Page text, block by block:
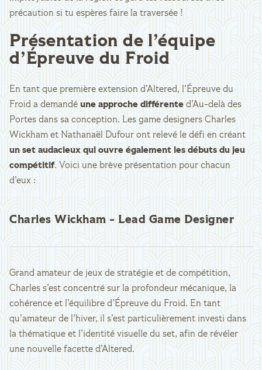
précaution si tu espères faire la traversée !
Présentation de l’équipe
d’Épreuve du Froid
En tant que première extension d’Altered, l’Épreuve du
Froid a demandé une approche différented’Au-delà des
Portes dans sa conception. Les game designers Charles
Wickham et Nathanaël Dufour ont relevé le défi en créant
un set audacieux qui ouvre également les débuts du jeu
compétitif. Voici une brève présentation pour chacun
d’eux :
Charles Wickham - Lead Game Designer
Grand amateur de jeux de stratégie et de compétition,
Charles s’est concentré sur la profondeur mécanique, la
cohérence et l’équilibre d’Épreuve du Froid. En tant
qu’amateur de l’hiver, il s’est particulièrement investi dans
la thématique et l’identité visuelle du set, afin de révéler
une nouvelle facette d’Altered.